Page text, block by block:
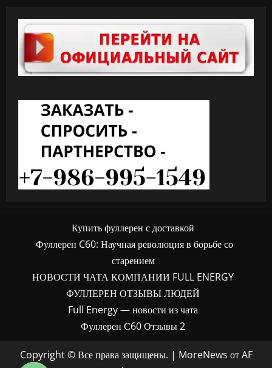
Купить фуллерен с доставкой
Фуллерен C60: Научная революция в борьбе со
старением
НОВОСТИ ЧАТА КОМПАНИИ FULL ENERGY
ФУЛЛЕРЕН ОТЗЫВЫ ЛЮДЕЙ
Full Energy — новости из чата
Фуллерен С60 Отзывы 2
Copyright © Все права защищены. | MoreNews от AF